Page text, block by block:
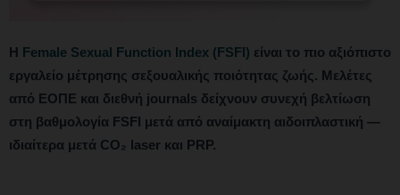
Η Female Sexual Function Index (FSFI) είναι το πιο αξιόπιστο
εργαλείο μέτρησης σεξουαλικής ποιότητας ζωής. Μελέτες
από ΕΟΠΕ και διεθνή journals δείχνουν συνεχή βελτίωση
στη βαθμολογία FSFI μετά από αναίμακτη αιδοιπλαστική —
ιδιαίτερα μετά CO₂ laser και PRP.